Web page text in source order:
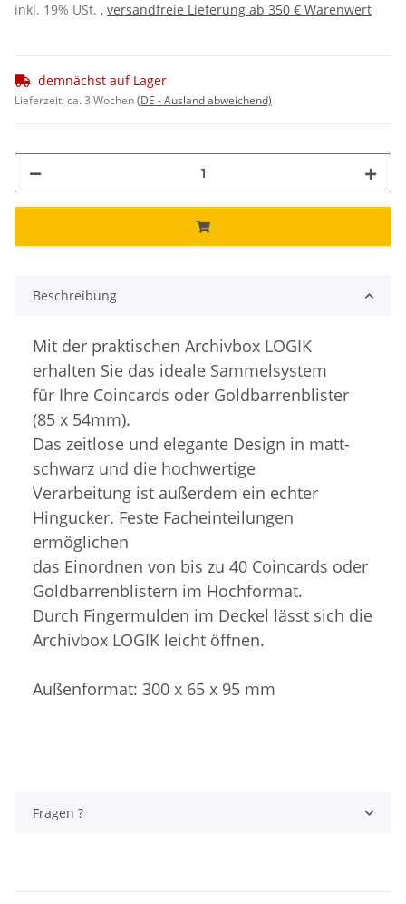
inkl. 19% USt. , versandfreie Lieferung ab 350 € Warenwert
demnächst auf Lager
Lieferzeit:ca. 3 Wochen(DE - Ausland abweichend)
Beschreibung
Mit der praktischen Archivbox LOGIK
erhalten Sie das ideale Sammelsystem
für Ihre Coincards oder Goldbarrenblister
(85 x 54mm).
Das zeitlose und elegante Design in matt-
schwarz und die hochwertige
Verarbeitung ist außerdem ein echter
Hingucker. Feste Facheinteilungen
ermöglichen
das Einordnen von bis zu 40 Coincards oder
Goldbarrenblistern im Hochformat.
Durch Fingermulden im Deckel lässt sich die
Archivbox LOGIK leicht öffnen.
Außenformat: 300 x 65 x 95 mm
Fragen ?